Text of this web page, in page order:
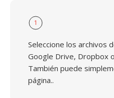
1
Seleccione los archivos
Google Drive, Dropbox
También puede
página..